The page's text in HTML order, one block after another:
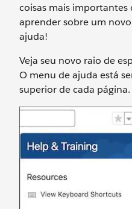
coisas mais importantes
aprender sobre um
ajuda!
Veja seu novo raio de
O menu de ajuda está
superior de cada página.